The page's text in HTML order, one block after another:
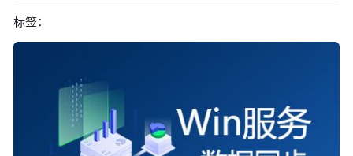
标签：